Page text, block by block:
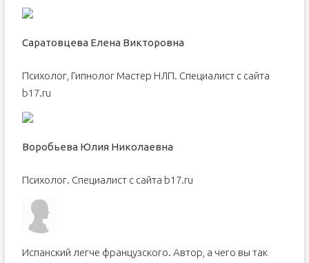
Саратовцева Елена Викторовна
Психолог, Гипнолог Мастер НЛП. Специалист с сайта
b17.ru
Воробьева Юлия Николаевна
Психолог. Специалист с сайта b17.ru
Испанский легче французского. Автор, а чего вы так